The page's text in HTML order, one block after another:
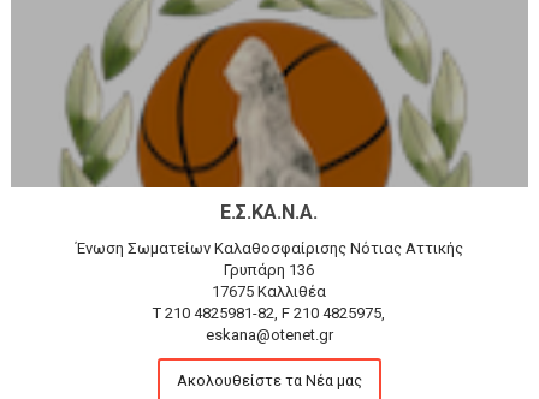
Ε.Σ.ΚΑ.Ν.Α.
Ένωση Σωματείων Καλαθοσφαίρισης Νότιας Αττικής
Γρυπάρη 136
17675 Καλλιθέα
T 210 4825981-82, F 210 4825975,
eskana@otenet.gr
Ακολουθείστε τα Νέα μας